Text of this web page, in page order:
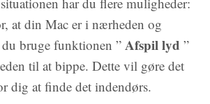
at din Mac er i nærheden og
bruge funktionen ” Afspil lyd ”
til at bippe. Dette vil gøre det
dig at finde det indendørs.